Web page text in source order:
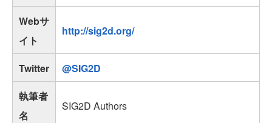
Webサ
イト
http://sig2d.org/
Twitter
@SIG2D
執筆者
名
SIG2D Authors